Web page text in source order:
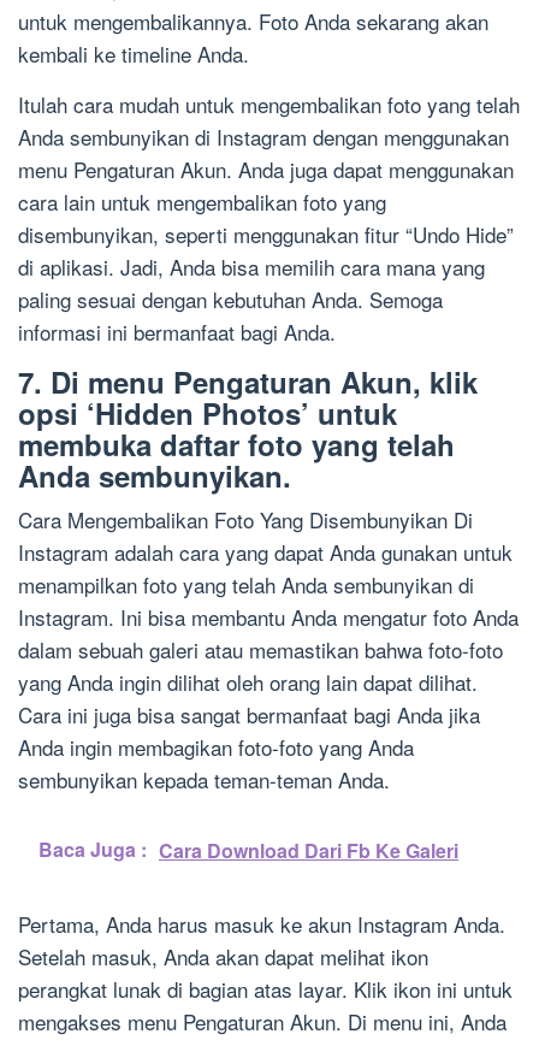
untuk mengembalikannya. Foto Anda sekarang akan
kembali ke timeline Anda.
Itulah cara mudah untuk mengembalikan foto yang telah
Anda sembunyikan di Instagram dengan menggunakan
menu Pengaturan Akun. Anda juga dapat menggunakan
cara lain untuk mengembalikan foto yang
disembunyikan, seperti menggunakan fitur “Undo Hide”
di aplikasi. Jadi, Anda bisa memilih cara mana yang
paling sesuai dengan kebutuhan Anda. Semoga
informasi ini bermanfaat bagi Anda.
7. Di menu Pengaturan Akun, klik
opsi ‘Hidden Photos’ untuk
membuka daftar foto yang telah
Anda sembunyikan.
Cara Mengembalikan Foto Yang Disembunyikan Di
Instagram adalah cara yang dapat Anda gunakan untuk
menampilkan foto yang telah Anda sembunyikan di
Instagram. Ini bisa membantu Anda mengatur foto Anda
dalam sebuah galeri atau memastikan bahwa foto-foto
yang Anda ingin dilihat oleh orang lain dapat dilihat.
Cara ini juga bisa sangat bermanfaat bagi Anda jika
Anda ingin membagikan foto-foto yang Anda
sembunyikan kepada teman-teman Anda.
Baca Juga : Cara Download Dari Fb Ke Galeri
Pertama, Anda harus masuk ke akun Instagram Anda.
Setelah masuk, Anda akan dapat melihat ikon
perangkat lunak di bagian atas layar. Klik ikon ini untuk
mengakses menu Pengaturan Akun. Di menu ini, Anda